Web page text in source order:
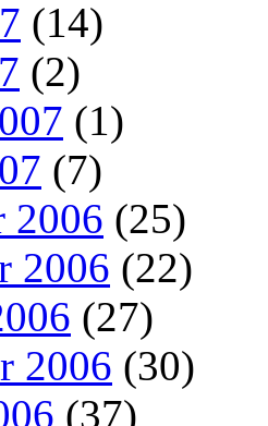
(14)
(2)
(1)
(7)
2006 (25)
2006 (22)
(27)
2006 (30)
(37)